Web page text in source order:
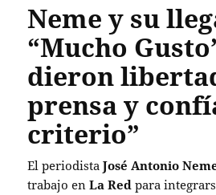
Neme y su
“Mucho
dieron
prensa y
criterio”
El periodistaJosé Antonio
trabajo enLa Red para